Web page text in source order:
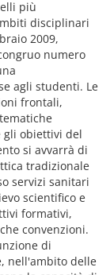
più
disciplinari
2009,
numero
agli studenti. Le
frontali,
gli obiettivi del
si avvarrà di
tradizionale
servizi sanitari
scientifico e
formativi,
convenzioni.
di
nell'ambito delle